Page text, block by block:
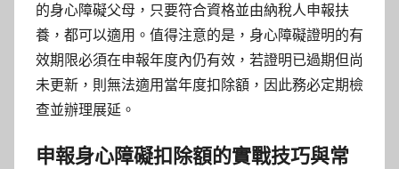
的身心障礙父母，只要符合資格並由納稅人申報扶
養，都可以適用。值得注意的是，身心障礙證明的有
效期限必須在申報年度內仍有效，若證明已過期但尚
未更新，則無法適用當年度扣除額，因此務必定期檢
查並辦理展延。
申報身心障礙扣除額的實戰技巧與常